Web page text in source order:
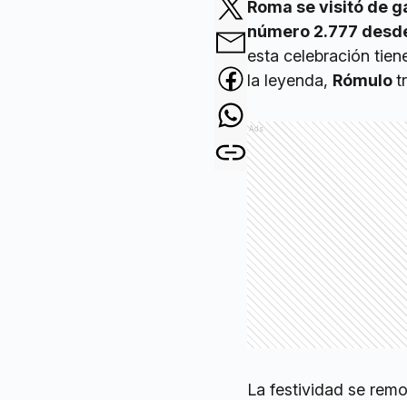
Roma se visitó de
número 2.777
esta celebración
la leyenda, Rómulo
Ads
La festividad se